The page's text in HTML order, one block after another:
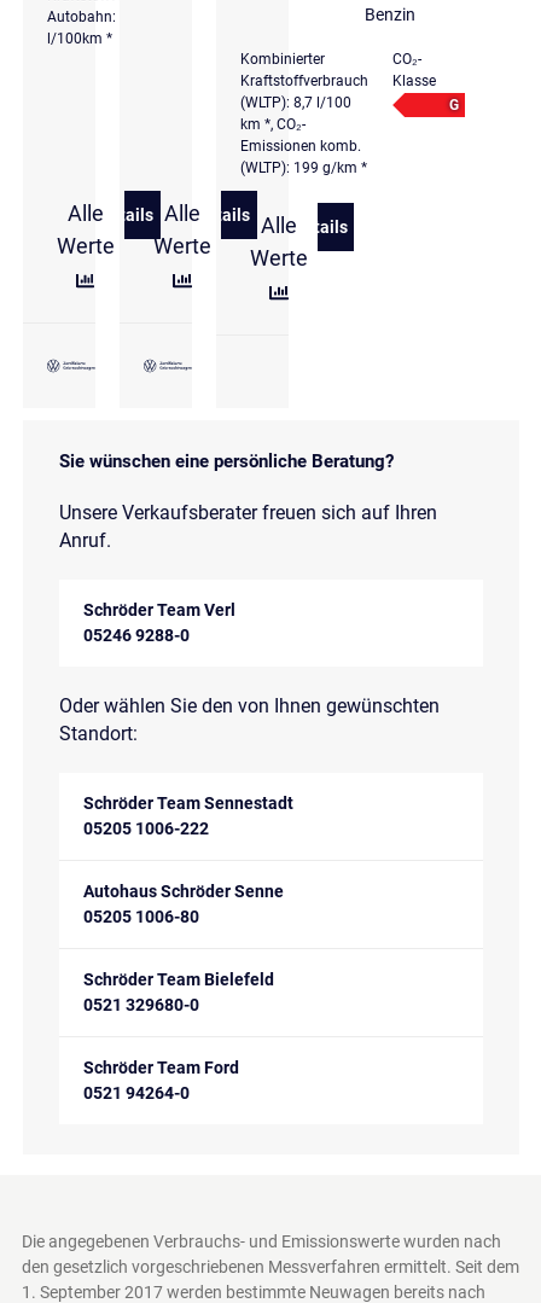
Autobahn: 6,3
l/100km *
Alle
Werte
Details
zu Volkswagen T-Roc Cabriolet Style 1.5 l TSI DSG
Alle
Werte
Details
zu Volkswagen T-Roc 1.5 l TSI DSG R-
Benzin
Kombinierter
Kraftstoffverbrauch
(WLTP): 8,7 l/100
km *, CO₂-
Emissionen komb.
(WLTP): 199 g/km *
CO₂-
Klasse
G
Alle
Werte
Details
zu Volkswagen T-Roc R
Sie wünschen eine persönliche Beratung?
Unsere Verkaufsberater freuen sich auf Ihren
Anruf.
Schröder Team Verl
05246 9288-0
Oder wählen Sie den von Ihnen gewünschten
Standort:
Schröder Team Sennestadt
05205 1006-222
Autohaus Schröder Senne
05205 1006-80
Schröder Team Bielefeld
0521 329680-0
Schröder Team Ford
0521 94264-0
Die angegebenen Verbrauchs- und Emissionswerte wurden nach
den gesetzlich vorgeschriebenen Messverfahren ermittelt. Seit dem
1. September 2017 werden bestimmte Neuwagen bereits nach